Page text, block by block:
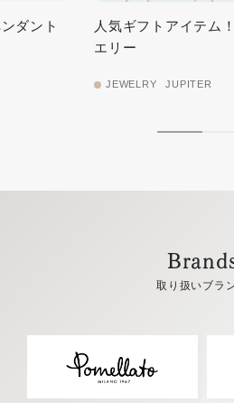
ダント
人気ギフトアイテム
エリー
JEWELRY JUPITER
取り扱いブラ